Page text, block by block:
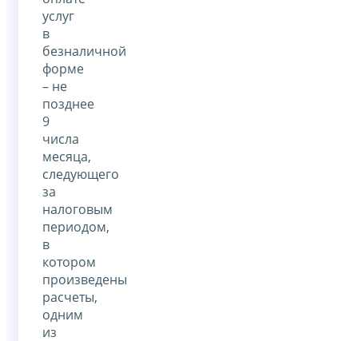
услуг
в
безналичной
форме
– не
позднее
9
числа
месяца,
следующего
за
налоговым
периодом,
в
котором
произведены
расчеты,
одним
из